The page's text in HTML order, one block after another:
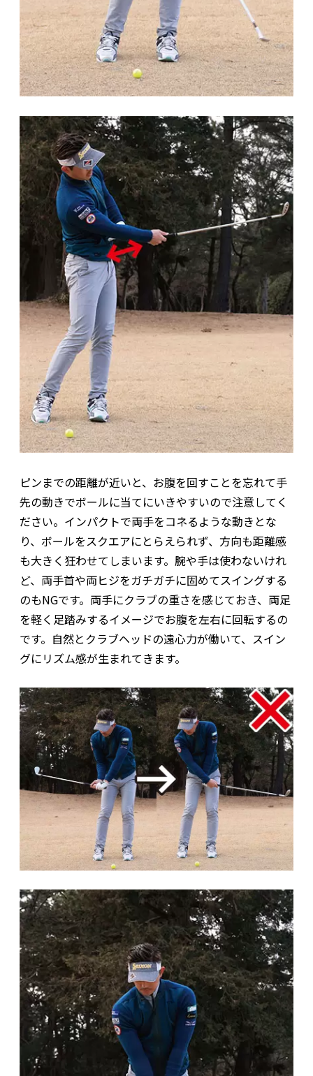
ピンまでの距離が近いと、お腹を回すことを忘れて手
先の動きでボールに当てにいきやすいので注意してく
ださい。インパクトで両手をコネるような動きとな
り、ボールをスクエアにとらえられず、方向も距離感
も大きく狂わせてしまいます。腕や手は使わないけれ
ど、両手首や両ヒジをガチガチに固めてスイングする
のもNGです。両手にクラブの重さを感じておき、両足
を軽く足踏みするイメージでお腹を左右に回転するの
です。自然とクラブヘッドの遠心力が働いて、スイン
グにリズム感が生まれてきます。